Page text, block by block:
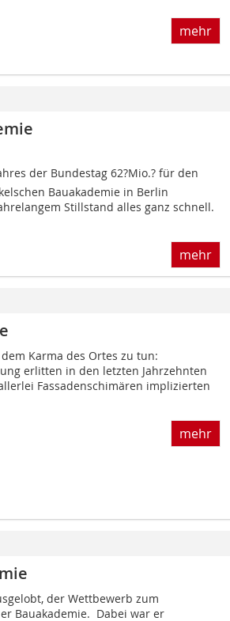
mehr
der Bundestag 62?Mio.? für den
Bauakademie in Berlin
Stillstand alles ganz schnell.
mehr
Karma des Ortes zu tun:
erlitten in den letzten Jahrzehnten
Fassadenschimären implizierten
mehr
der Wettbewerb zum
Bauakademie. Dabei war er